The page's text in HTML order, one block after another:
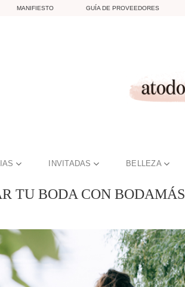
MANIFIESTO GUÍA DE PROVEEDORES
INVITADAS BELLEZA
TU BODA CON BODAMÁS